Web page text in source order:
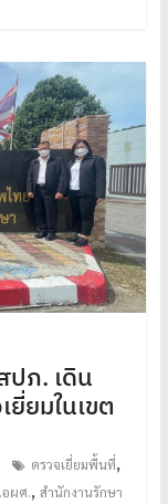
ปภ. เดิน
ยมในเขต
ตรวจเยี่ยมพื้นที่,
ผศ., สำนักงานรักษา